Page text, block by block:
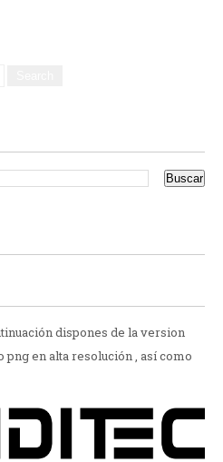
dispones de la version
en alta resolución , así como